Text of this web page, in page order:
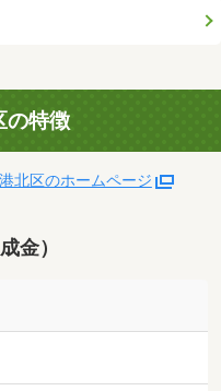
の特徴
北区のホームページ
金）